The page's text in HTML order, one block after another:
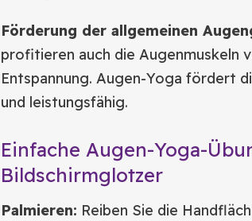
Förderung der allgemeinen
profitieren auch die Augenmuskeln
Entspannung. Augen-Yoga fördert
und leistungsfähig.
Einfache Augen-Yoga-
Bildschirmglotzer
Palmieren: Reiben Sie die